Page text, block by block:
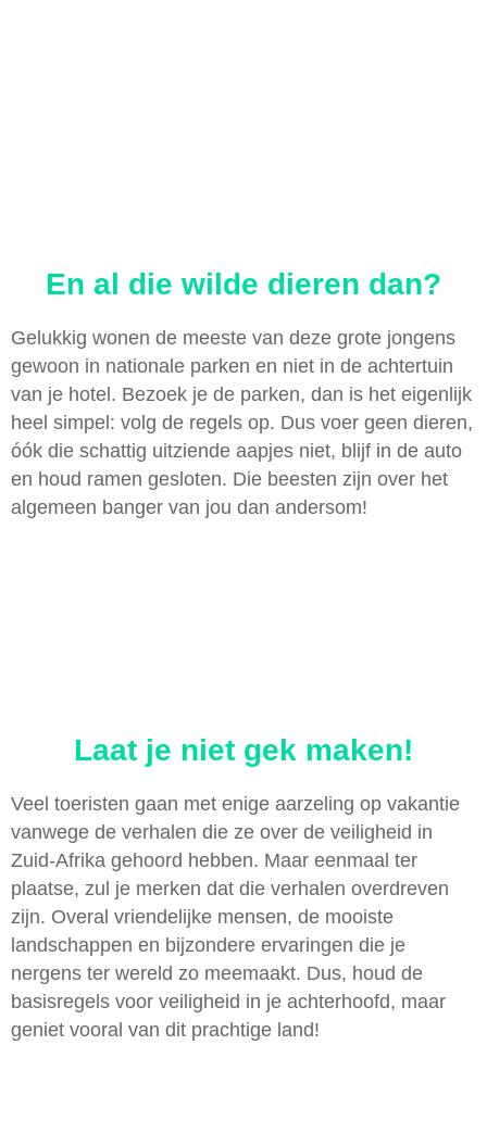
En al die wilde dieren dan?
Gelukkig wonen de meeste van deze grote jongens
gewoon in nationale parken en niet in de achtertuin
van je hotel. Bezoek je de parken, dan is het eigenlijk
heel simpel: volg de regels op. Dus voer geen dieren,
óók die schattig uitziende aapjes niet, blijf in de auto
en houd ramen gesloten. Die beesten zijn over het
algemeen banger van jou dan andersom!
Laat je niet gek maken!
Veel toeristen gaan met enige aarzeling op vakantie
vanwege de verhalen die ze over de veiligheid in
Zuid-Afrika gehoord hebben. Maar eenmaal ter
plaatse, zul je merken dat die verhalen overdreven
zijn. Overal vriendelijke mensen, de mooiste
landschappen en bijzondere ervaringen die je
nergens ter wereld zo meemaakt. Dus, houd de
basisregels voor veiligheid in je achterhoofd, maar
geniet vooral van dit prachtige land!